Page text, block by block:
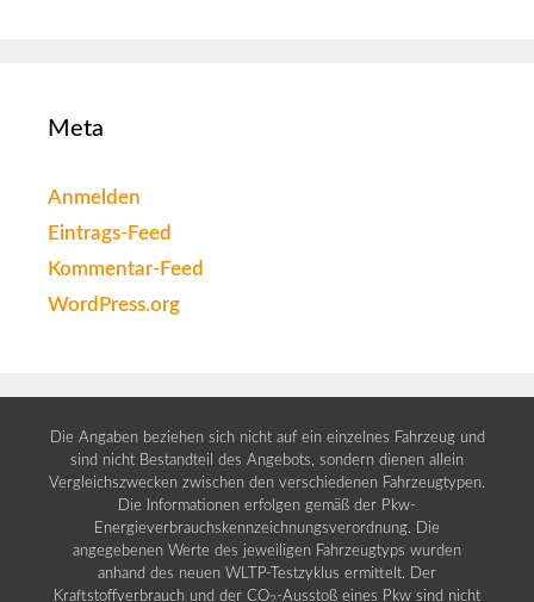
Meta
Anmelden
Eintrags-Feed
Kommentar-Feed
WordPress.org
Die Angaben beziehen sich nicht auf ein einzelnes Fahrzeug und
sind nicht Bestandteil des Angebots, sondern dienen allein
Vergleichszwecken zwischen den verschiedenen Fahrzeugtypen.
Die Informationen erfolgen gemäß der Pkw-
Energieverbrauchskennzeichnungsverordnung. Die
angegebenen Werte des jeweiligen Fahrzeugtyps wurden
anhand des neuen WLTP-Testzyklus ermittelt. Der
Kraftstoffverbrauch und der CO -Ausstoß eines Pkw sind nicht